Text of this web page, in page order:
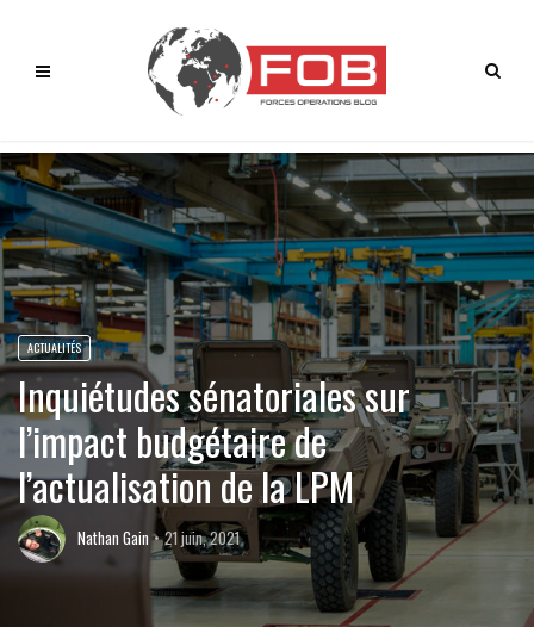
ACTUALITÉS
Inquiétudes sénatoriales sur
l’impact budgétaire de
l’actualisation de la LPM
Nathan Gain 21 juin, 2021